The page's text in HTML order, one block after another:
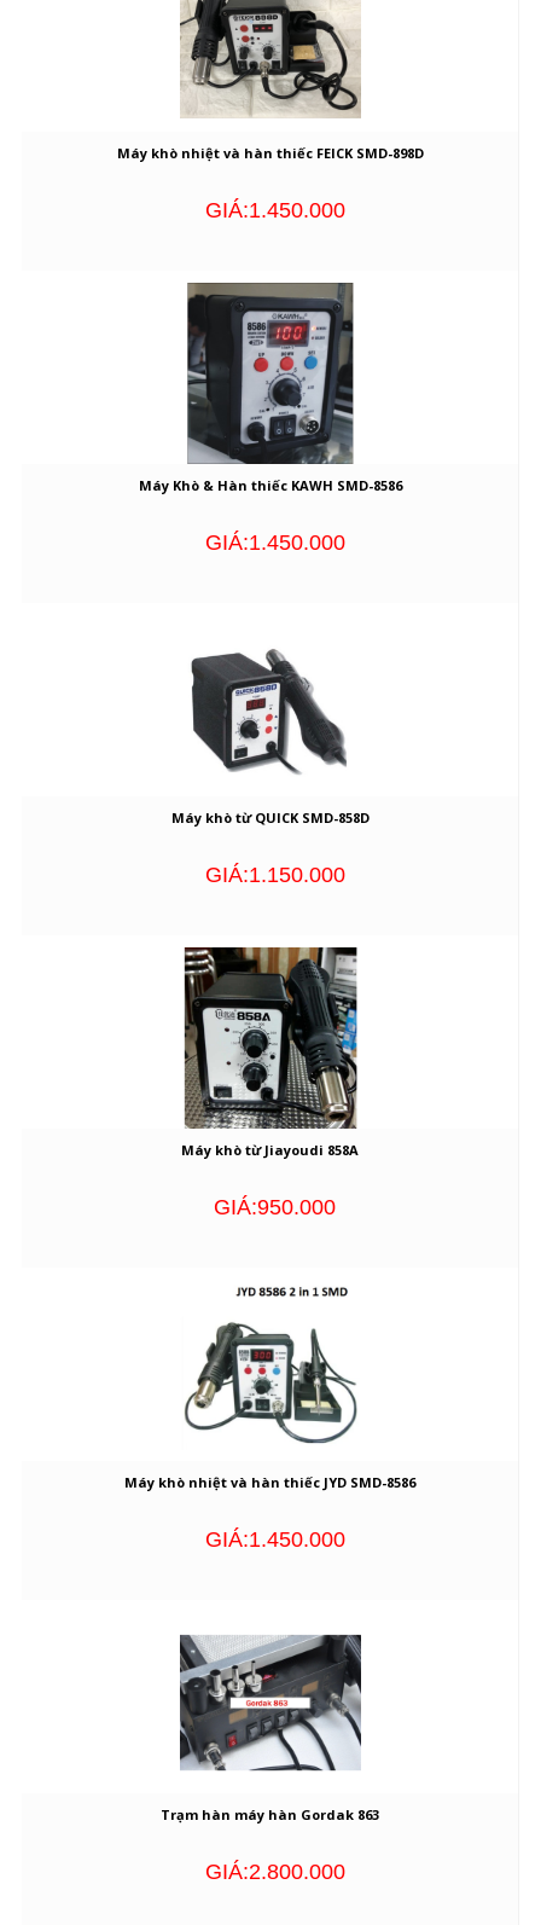
Máy khò nhiệt và hàn thiếc FEICK SMD-898D
GIÁ:1.450.000
Máy Khò & Hàn thiếc KAWH SMD-8586
GIÁ:1.450.000
Máy khò từ QUICK SMD-858D
GIÁ:1.150.000
Máy khò từ Jiayoudi 858A
GIÁ:950.000
Máy khò nhiệt và hàn thiếc JYD SMD-8586
GIÁ:1.450.000
Trạm hàn máy hàn Gordak 863
GIÁ:2.800.000